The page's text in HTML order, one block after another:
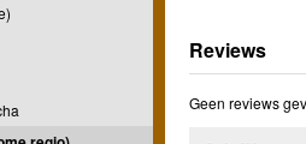
Reviews
Geen reviews